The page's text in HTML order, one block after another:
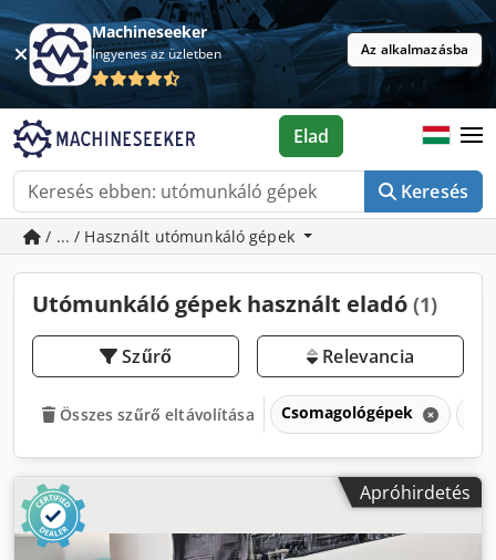
Machineseeker
Ingyenes az üzletben Az alkalmazásba
Keresés
Elad
/ ... / Használt utómunkáló gépek
Utómunkáló gépek használt eladó (1)
Szűrő Relevancia
Összes szűrő eltávolítása Csomagológépek
Apróhirdetés